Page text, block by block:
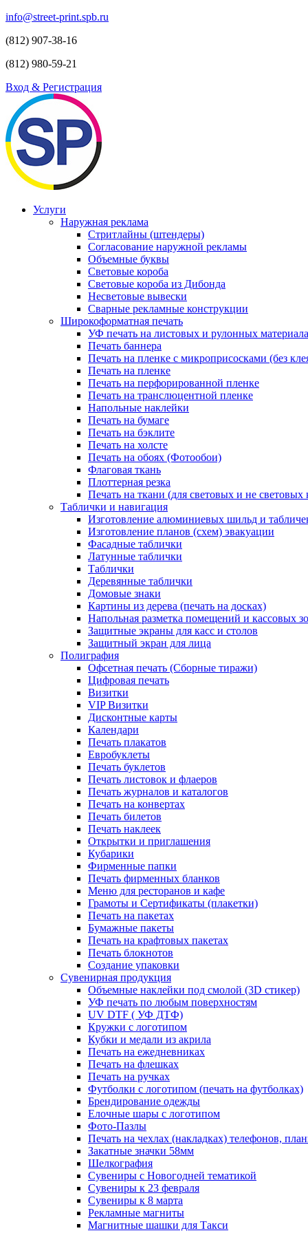
info@street-print.spb.ru
(812) 907-38-16
(812) 980-59-21
Вход & Регистрация
Услуги
Наружная реклама
Стритлайны (штендеры)
Согласование наружной рекламы
Объемные буквы
Световые короба
Световые короба из Дибонда
Несветовые вывески
Сварные рекламные конструкции
Широкоформатная печать
УФ печать на листовых и рулонных
Печать баннера
Печать на пленке с микроприсосками (без
Печать на пленке
Печать на перфорированной пленке
Печать на транслюцентной пленке
Напольные наклейки
Печать на бумаге
Печать на бэклите
Печать на холсте
Печать на обоях (Фотообои)
Флаговая ткань
Плоттерная резка
Печать на ткани (для световых и не световых
Таблички и навигация
Изготовление алюминиевых шильд и
Изготовление планов (схем) эвакуации
Фасадные таблички
Латунные таблички
Таблички
Деревянные таблички
Домовые знаки
Картины из дерева (печать на досках)
Напольная разметка помещений и кассовых
Защитные экраны для касс и столов
Защитный экран для лица
Полиграфия
Офсетная печать (Сборные тиражи)
Цифровая печать
Визитки
VIP Визитки
Дисконтные карты
Календари
Печать плакатов
Евробуклеты
Печать буклетов
Печать листовок и флаеров
Печать журналов и каталогов
Печать на конвертах
Печать билетов
Печать наклеек
Открытки и приглашения
Кубарики
Фирменные папки
Печать фирменных бланков
Меню для ресторанов и кафе
Грамоты и Сертификаты (плакетки)
Печать на пакетах
Бумажные пакеты
Печать на крафтовых пакетах
Печать блокнотов
Создание упаковки
Сувенирная продукция
Объемные наклейки под смолой (3D стикер)
УФ печать по любым поверхностям
UV DTF ( УФ ДТФ)
Кружки с логотипом
Кубки и медали из акрила
Печать на ежедневниках
Печать на флешках
Печать на ручках
Футболки с логотипом (печать на футболках)
Брендирование одежды
Елочные шары с логотипом
Фото-Пазлы
Печать на чехлах (накладках) телефонов,
Закатные значки 58мм
Шелкография
Сувениры с Новогодней тематикой
Сувениры к 23 февраля
Сувениры к 8 марта
Рекламные магниты
Магнитные шашки для Такси